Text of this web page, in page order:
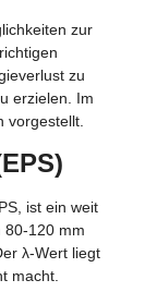
zur
zu
erzielen. Im
vorgestellt.
ist ein weit
80-120 mm
λ-Wert liegt
macht.